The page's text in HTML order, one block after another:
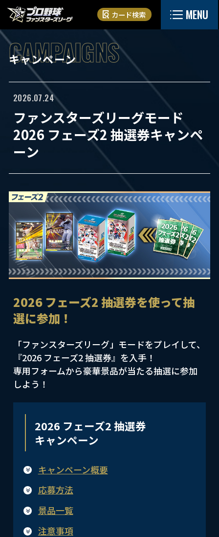
カード検索 MENU
キャンペーン
2026.07.24
ファンスターズリーグモード
2026 フェーズ2 抽選券キャンペ
ーン
2026 フェーズ2 抽選券を使って抽
選に参加！
「ファンスターズリーグ」モードをプレイして、
『2026 フェーズ2 抽選券』を入手！
専用フォームから豪華景品が当たる抽選に参加
しよう！
2026 フェーズ2 抽選券
キャンペーン
キャンペーン概要
応募方法
景品一覧
注意事項